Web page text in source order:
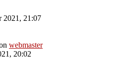
2021, 21:07
webmaster
20:02